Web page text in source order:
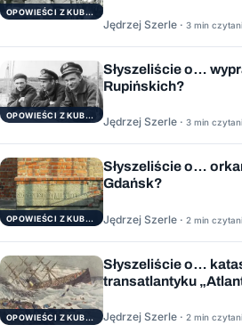
OPOWIEŚCI Z KUBRYKU
Jędrzej Szerle · 3 min
OPOWIEŚCI Z KUBRYKU
Słyszeliście o…
Rupińskich?
Jędrzej Szerle · 3 min
OPOWIEŚCI Z KUBRYKU
Słyszeliście o…
Gdańsk?
Jędrzej Szerle · 2 min
OPOWIEŚCI Z KUBRYKU
Słyszeliście o…
transatlantyku
Jędrzej Szerle · 2 min